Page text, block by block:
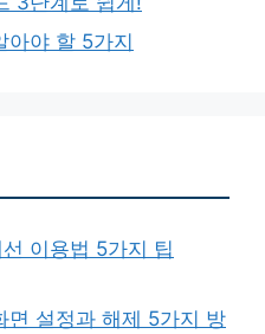
아야 할 5가지
이용법 5가지 팁
면 설정과 해제 5가지 방